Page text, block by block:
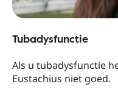
Tubadysfunctie
Als u tubadysfunctie
Eustachius niet goed.